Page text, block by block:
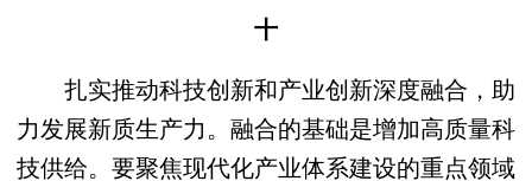
十
扎实推动科技创新和产业创新深度融合，助
力发展新质生产力。融合的基础是增加高质量科
技供给。要聚焦现代化产业体系建设的重点领域